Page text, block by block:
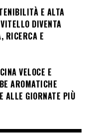
E ALTA
DIVENTA
RICERCA E
VELOCE E
AROMATICHE
ALLE GIORNATE PIÙ